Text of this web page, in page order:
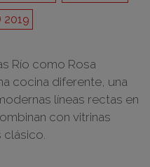
2019
Río como Rosa
cocina diferente, una
líneas rectas en
con vitrinas
clásico.